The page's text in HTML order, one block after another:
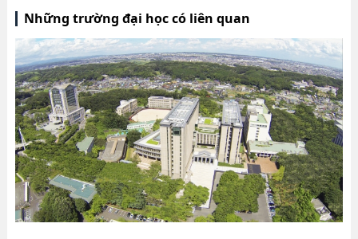
Những trường đại học có liên quan